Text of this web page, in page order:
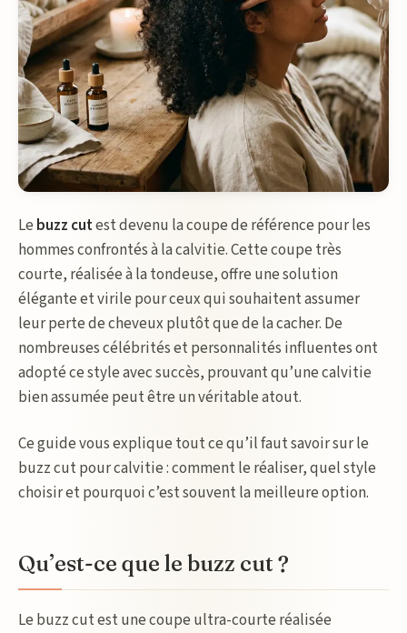
Le buzz cutest devenu la coupe de référence pour les
hommes confrontés à la calvitie. Cette coupe très
courte, réalisée à la tondeuse, offre une solution
élégante et virile pour ceux qui souhaitent assumer
leur perte de cheveux plutôt que de la cacher. De
nombreuses célébrités et personnalités influentes ont
adopté ce style avec succès, prouvant qu’une calvitie
bien assumée peut être un véritable atout.
Ce guide vous explique tout ce qu’il faut savoir sur le
buzz cut pour calvitie : comment le réaliser, quel style
choisir et pourquoi c’est souvent la meilleure option.
Qu’est-ce que le buzz cut ?
Le buzz cut est une coupe ultra-courte réalisée